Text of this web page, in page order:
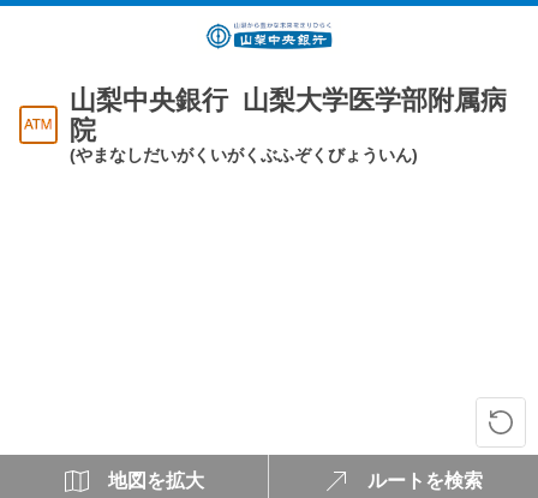
山梨中央銀行 山梨大学医学部附属病
院
(やまなしだいがくいがくぶふぞくびょういん)
地図を拡大 ルートを検索